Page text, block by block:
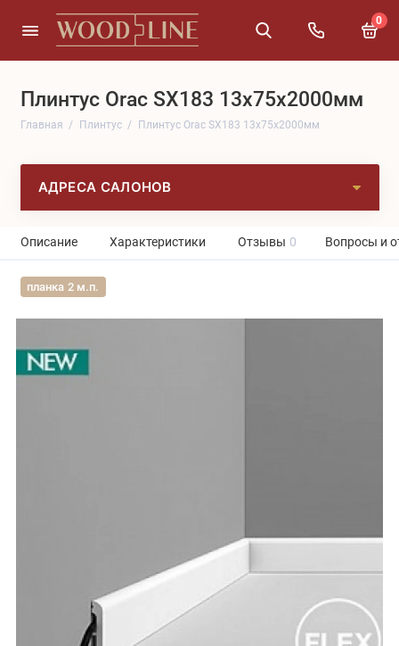
0
Плинтус Orac SX183 13x75x2000мм
Главная Плинтус Плинтус Orac SX183 13x75x2000мм
АДРЕСА САЛОНОВ
Описание Характеристики Отзывы 0 Вопросы и
планка 2 м.п.